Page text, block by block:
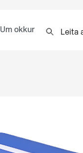
Um okkur